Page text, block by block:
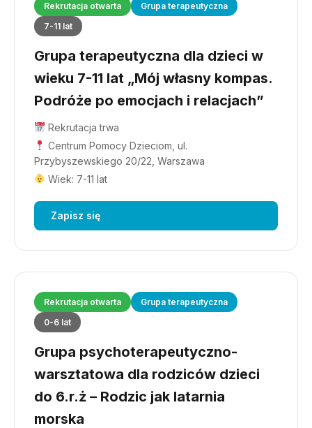
Rekrutacja otwarta
Grupa terapeutyczna
7-11 lat
Grupa terapeutyczna dla dzieci w
wieku 7-11 lat „Mój własny kompas.
Podróże po emocjach i relacjach”
Rekrutacja trwa
Centrum Pomocy Dzieciom, ul.
Przybyszewskiego 20/22, Warszawa
Wiek: 7-11 lat
Zapisz się
Rekrutacja otwarta
Grupa terapeutyczna
0-6 lat
Grupa psychoterapeutyczno-
warsztatowa dla rodziców dzieci
do 6.r.ż – Rodzic jak latarnia
morska